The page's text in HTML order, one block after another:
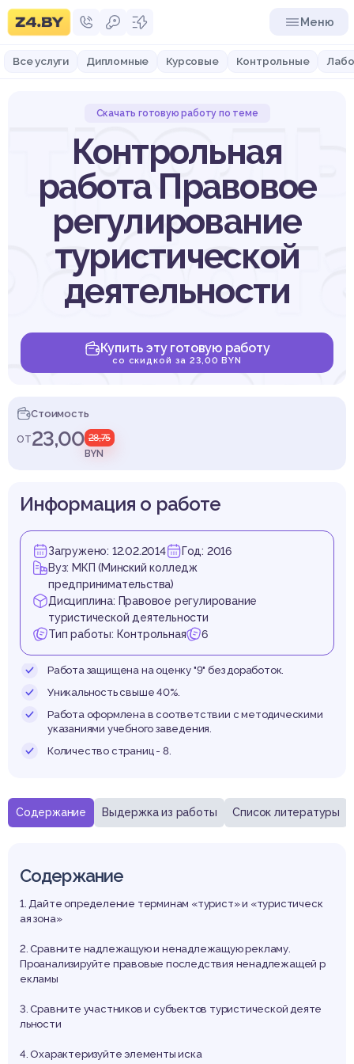
Меню
Все услуги Дипломные Курсовые Контрольные
Скачать готовую работу по теме
Контрольная
работа Правовое
регулирование
туристической
деятельности
Купить эту готовую работу
со скидкой за 23,00 BYN
Стоимость
от23,00 28,75
BYN
Содержание Выдержка из работы Список литературы
Содержание
1. Дайте определение терминам «турист» и «туристическ
ая зона»
2. Сравните надлежащую и ненадлежащую рекламу.
Проанализируйте правовые последствия ненадлежащей р
екламы
3. Сравните участников и субъектов туристической деяте
льности
4. Охарактеризуйте элементы иска
Информация о работе
Загружено: 12.02.2014
Год: 2016
Вуз: МКП (Минский колледж
предпринимательства)
Дисциплина: Правовое регулирование
туристической деятельности
Тип работы: Контрольная
6
Работа защищена на оценку "9" без доработок.
Уникальность свыше 40%.
Работа оформлена в соответствии с методическими
указаниями учебного заведения.
Количество страниц - 8.